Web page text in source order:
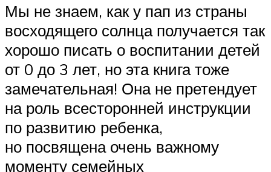
Мы не знаем, как у пап из страны
восходящего солнца получается так
хорошо писать о воспитании детей
от 0 до 3 лет, но эта книга тоже
замечательная! Она не претендует
на роль всесторонней инструкции
по развитию ребенка,
но посвящена очень важному
моменту семейных